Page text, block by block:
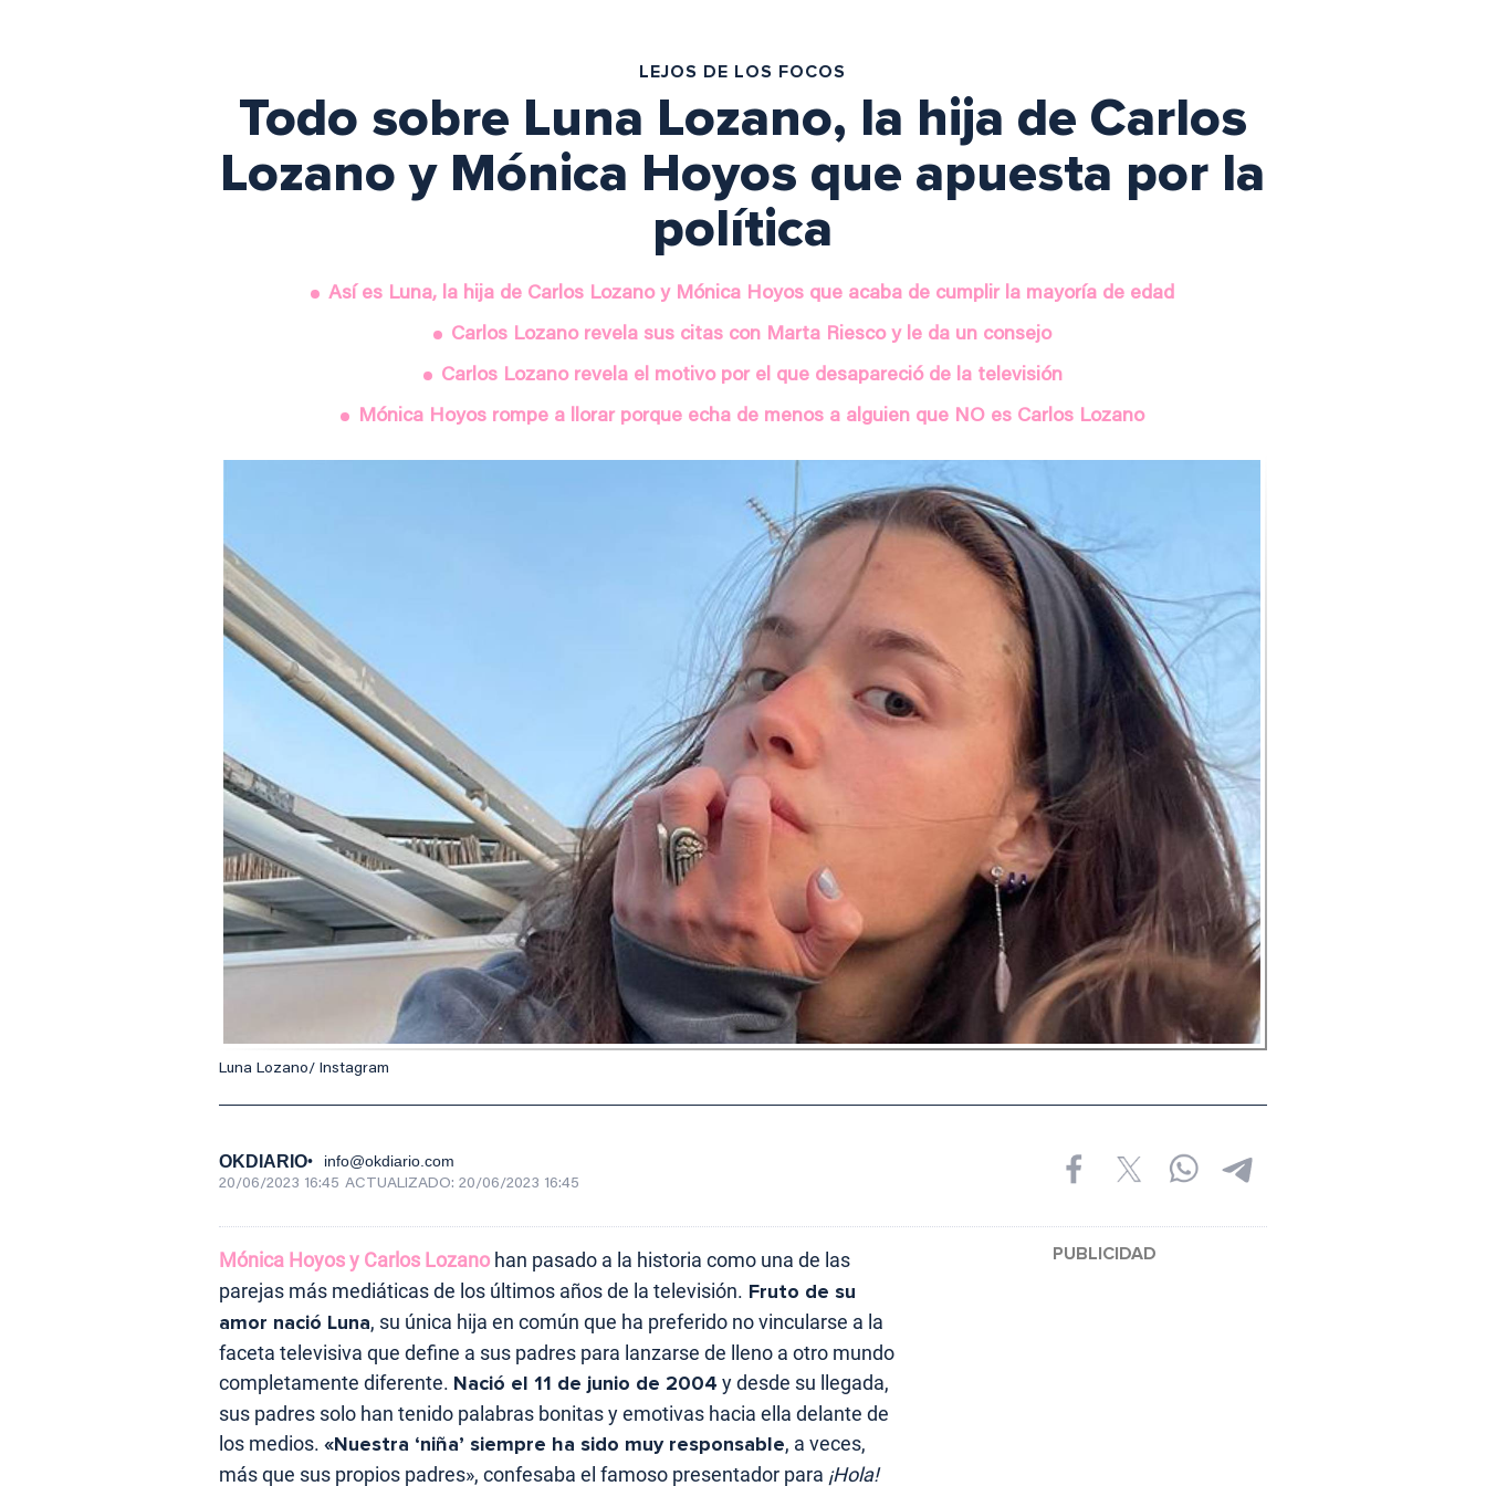
LEJOS DE LOS FOCOS
Todo sobre Luna Lozano, la hija de Carlos
Lozano y Mónica Hoyos que apuesta por la
política
Así es Luna, la hija de Carlos Lozano y Mónica Hoyos que acaba de cumplir la mayoría de edad
Carlos Lozano revela sus citas con Marta Riesco y le da un consejo
Carlos Lozano revela el motivo por el que desapareció de la televisión
Mónica Hoyos rompe a llorar porque echa de menos a alguien que NO es Carlos Lozano
Luna Lozano/ Instagram
OKDIARIO info@okdiario.com
20/06/2023 16:45 ACTUALIZADO: 20/06/2023 16:45
Mónica Hoyos y Carlos Lozano han pasado a la historia como una de las
parejas más mediáticas de los últimos años de la televisión. Fruto de su
amor nació Luna, su única hija en común que ha preferido no vincularse a la
faceta televisiva que define a sus padres para lanzarse de lleno a otro mundo
completamente diferente. Nació el 11 de junio de 2004 y desde su llegada,
sus padres solo han tenido palabras bonitas y emotivas hacia ella delante de
los medios. «Nuestra ‘niña’ siempre ha sido muy responsable, a veces,
más que sus propios padres», confesaba el famoso presentador para ¡Hola!